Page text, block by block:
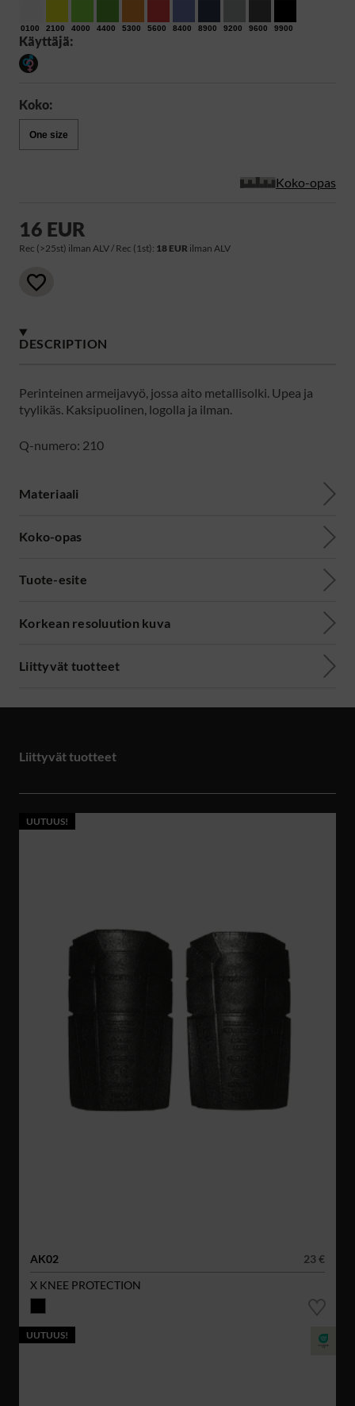
0100 2100 4000 4400 5300 5600 8400 8900 9200 9600 9900
Käyttäjä:
Koko:
One size
Koko-opas
16 EUR
Rec (>25st) ilman ALV / Rec (1st): 18 EUR ilman ALV
DESCRIPTION
Perinteinen armeijavyö, jossa aito metallisolki. Upea ja
tyylikäs. Kaksipuolinen, logolla ja ilman.
Q-numero: 210
Materiaali
Koko-opas
Tuote-esite
Korkean resoluution kuva
Liittyvät tuotteet
Liittyvät tuotteet
UUTUUS!
AK02
23 €
X KNEE PROTECTION
UUTUUS!